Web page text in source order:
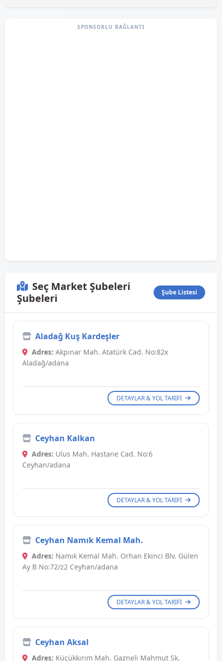
SPONSORLU BAĞLANTI
Seç Market Şubeleri
Şubeleri
Şube Listesi
Aladağ Kuş Kardeşler
Adres: Akpınar Mah. Atatürk Cad. No:82x
Aladağ/adana
DETAYLAR & YOL TARIFI
Ceyhan Kalkan
Adres: Ulus Mah. Hastane Cad. No:6
Ceyhan/adana
DETAYLAR & YOL TARIFI
Ceyhan Namık Kemal Mah.
Adres: Namık Kemal Mah. Orhan Ekinci Blv. Gülen
Ay B No:72/z2 Ceyhan/adana
DETAYLAR & YOL TARIFI
Ceyhan Aksal
Adres: Küçükkırım Mah. Gazneli Mahmut Sk.